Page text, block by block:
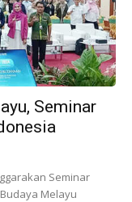
Seminar
Seminar
Melayu